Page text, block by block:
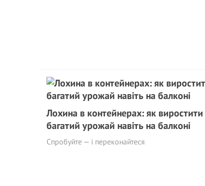
Лохина в контейнерах: як виростити
багатий урожай навіть на балконі
Спробуйте — і переконайтеся